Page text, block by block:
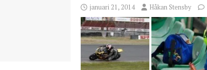
januari 21, 2014 Håkan Stensby